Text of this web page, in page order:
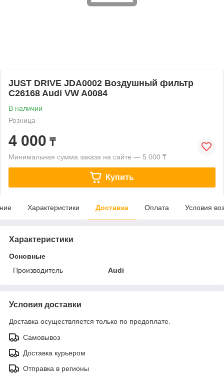
JUST DRIVE JDA0002 Воздушный фильтр
C26168 Audi VW A0084
В наличии
Розница
4 000 ₸
Минимальная сумма заказа на сайте — 5 000 ₸
Купить
Характеристики Доставка Оплата Условия
Характеристики
Основные
Производитель
Audi
Условия доставки
Доставка осуществляется только по предоплате.
Самовывоз
Доставка курьером
Отправка в регионы